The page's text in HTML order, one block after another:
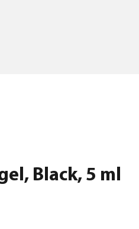
Black, 5 ml